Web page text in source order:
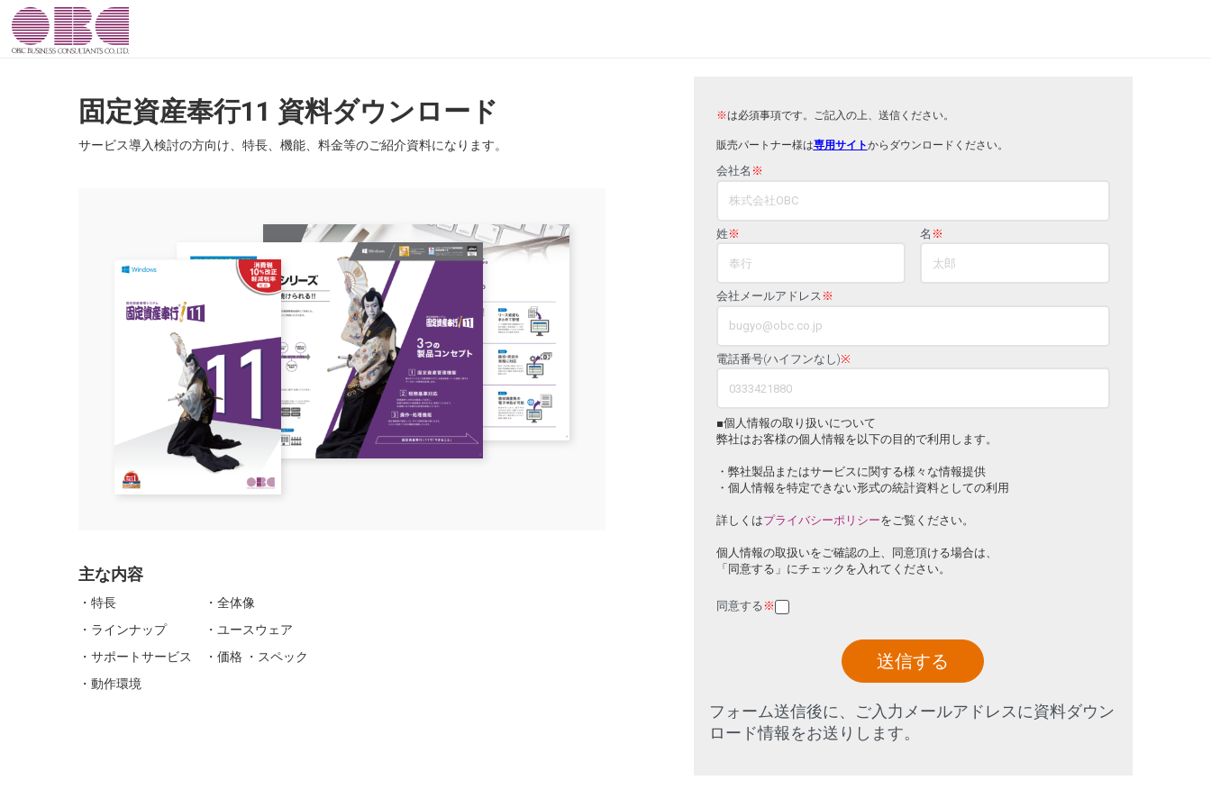
※は必須事項です。ご記入の上、送信ください。
販売パートナー様は専用サイトからダウンロードください。
会社名 ※
姓 ※ 名 ※
会社メールアドレス ※
電話番号(ハイフンなし)※
■個人情報の取り扱いについて
弊社はお客様の個人情報を以下の目的で利用します。
・弊社製品またはサービスに関する様々な情報提供
・個人情報を特定できない形式の統計資料としての利用
詳しくはプライバシーポリシーをご覧ください。
個人情報の取扱いをご確認の上、同意頂ける場合は、
「同意する」にチェックを入れてください。
同意する ※
送信する
フォーム送信後に、ご入力メールアドレスに資料ダウン
ロード情報をお送りします。
固定資産奉行11 資料ダウンロード
サービス導入検討の方向け、特長、機能、料金等のご紹介資料になります。
主な内容
・特長 ・全体像
・ラインナップ ・ユースウェア
・サポートサービス ・価格 ・スペック
・動作環境